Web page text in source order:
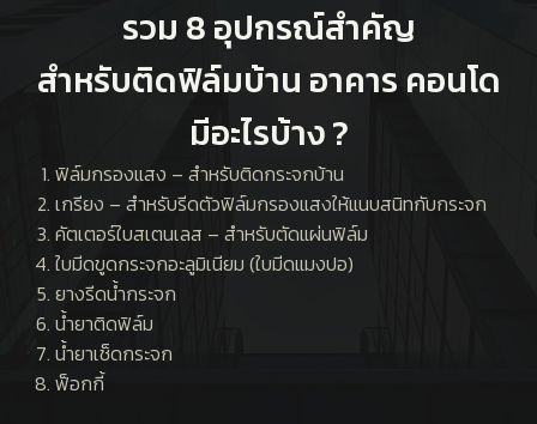
รวม 8 อุปกรณ์สำคัญ
สำหรับติดฟิล์มบ้าน อาคาร คอนโด
มีอะไรบ้าง ?
ฟิล์มกรองแสง – สำหรับติดกระจกบ้าน
เกรียง – สำหรับรีดตัวฟิล์มกรองแสงให้แนบสนิทกับกระจก
คัตเตอร์ใบสเตนเลส – สำหรับตัดแผ่นฟิล์ม
ใบมีดขูดกระจกอะลูมิเนียม (ใบมีดแมงปอ)
ยางรีดน้ำกระจก
น้ำยาติดฟิล์ม
น้ำยาเช็ดกระจก
ฟ็อกกี้